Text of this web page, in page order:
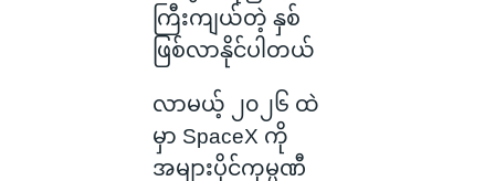
ကြီးကျယ်တဲ့ နှစ်
ဖြစ်လာနိုင်ပါတယ်
လာမယ့် ၂၀၂၆ ထဲ
မှာ SpaceX ကို
အများပိုင်ကုမ္ပဏီ